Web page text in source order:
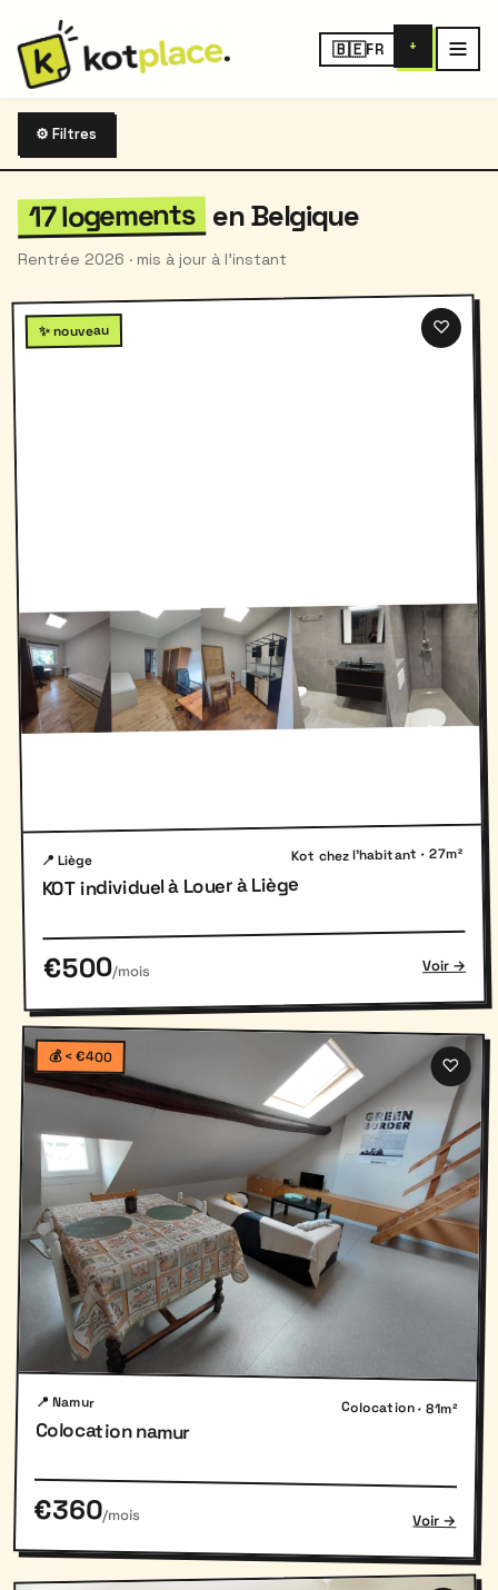
🇧🇪FR +
⚙ Filtres
17 logements en Belgique
Rentrée 2026 · mis à jour à l'instant
✨ nouveau ♡
📍 Liège Kot chez l'habitant · 27m²
KOT individuel à Louer à Liège
€500/mois Voir →
💰 < €400 ♡
📍 Namur Colocation · 81m²
Colocation namur
€360/mois Voir →